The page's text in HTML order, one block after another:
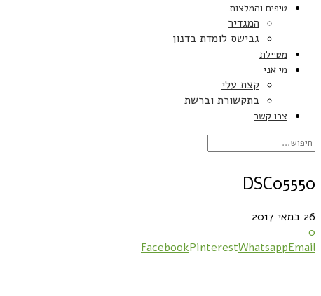
טיפים והמלצות
המגדיר
גבישס לומדת בדנון
מטיילת
מי אני
קצת עלי
בתקשורת וברשת
צרו קשר
DSC05550
26 במאי 2017
0
FacebookPinterestWhatsappEmail